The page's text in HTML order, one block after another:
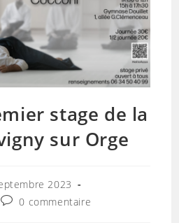
stage de la
sur Orge
:
2023
Commentaires
0 commentaire